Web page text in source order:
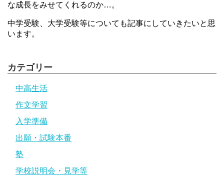
な成長をみせてくれるのか…。
中学受験、大学受験等についても記事にしていきたいと思
います。
カテゴリー
中高生活
作文学習
入学準備
出願・試験本番
塾
学校説明会・見学等